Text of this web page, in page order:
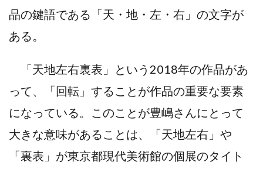
品の鍵語である「天・地・左・右」の文字が
ある。
「天地左右裏表」という2018年の作品があ
って、「回転」することが作品の重要な要素
になっている。このことが豊嶋さんにとって
大きな意味があることは、「天地左右」や
「裏表」が東京都現代美術館の個展のタイト